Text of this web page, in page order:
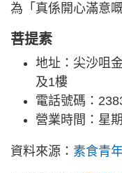
為「真係開心滿意
菩提素
地址：尖沙咀
及1樓
電話號碼：
營業時間：星
資料來源： 素食青